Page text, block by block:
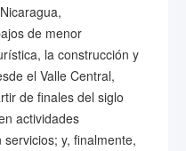
de menor
la construcción y
el Valle Central,
de finales del siglo
actividades
y, finalmente,